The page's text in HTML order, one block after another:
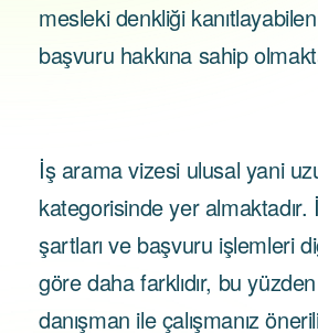
mesleki denkliği
başvuru hakkına sahip
İş arama vizesi ulusal yani
kategorisinde yer
şartları ve başvuru işlemleri
göre daha farklıdır, bu
danışman ile çalışmanız